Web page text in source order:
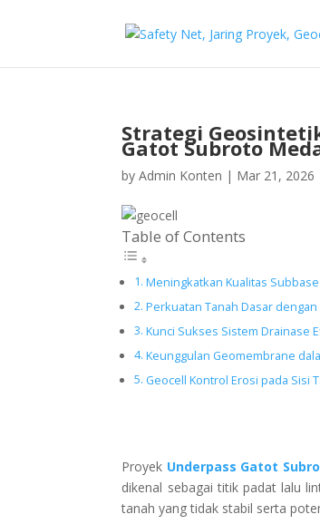
Strategi
Gatot Subroto
byAdmin Konten | Mar 21, 2026
Table of Contents
Meningkatkan Kualitas
Perkuatan Tanah Dasar
Kunci Sukses Sistem Drainase
Keunggulan Geomembrane
Geocell Kontrol Erosi pada Sisi
Proyek Underpass Gatot
dikenal sebagai titik padat lalu
tanah yang tidak stabil serta